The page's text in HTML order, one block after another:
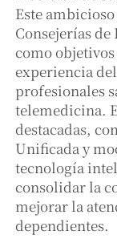
Este
Consejerías
como
experiencia
profesionales
telemedicina.
destacadas,
Unificada y
tecnología
consolidar la
mejorar la
dependientes.